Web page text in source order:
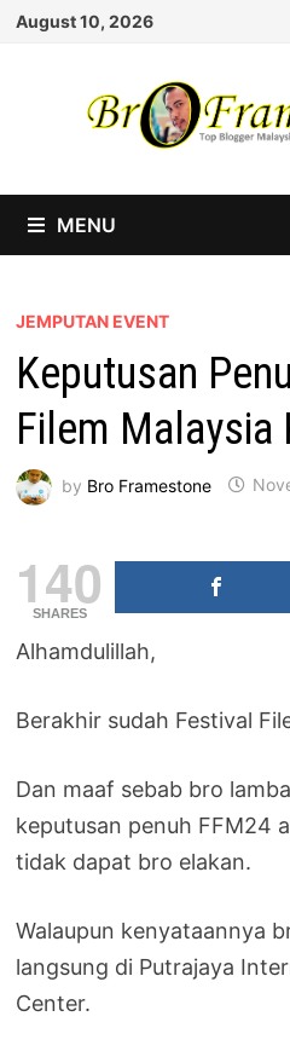
Skip
August 10, 2026
MENU
JEMPUTAN EVENT
Keputusan
Filem Malaysia
by Bro Framestone
140
SHARES
Alhamdulillah,
Berakhir sudah Festival
Dan maaf sebab bro
keputusan penuh FFM24
tidak dapat bro elakan.
Walaupun kenyataannya
langsung di Putrajaya
Center.